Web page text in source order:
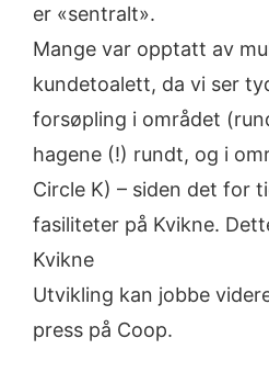
er «sentralt».
Mange var opptatt av
kundetoalett, da vi ser
forsøpling i området
hagene (!) rundt, og i
Circle K) – siden det for
fasiliteter på Kvikne.
Kvikne
Utvikling kan jobbe
press på Coop.